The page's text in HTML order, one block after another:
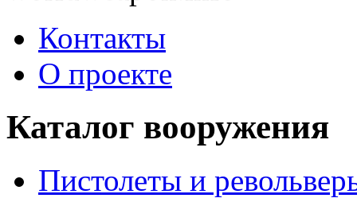
Контакты
О проекте
Каталог вооружения
Пистолеты и